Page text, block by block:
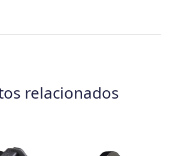
relacionados